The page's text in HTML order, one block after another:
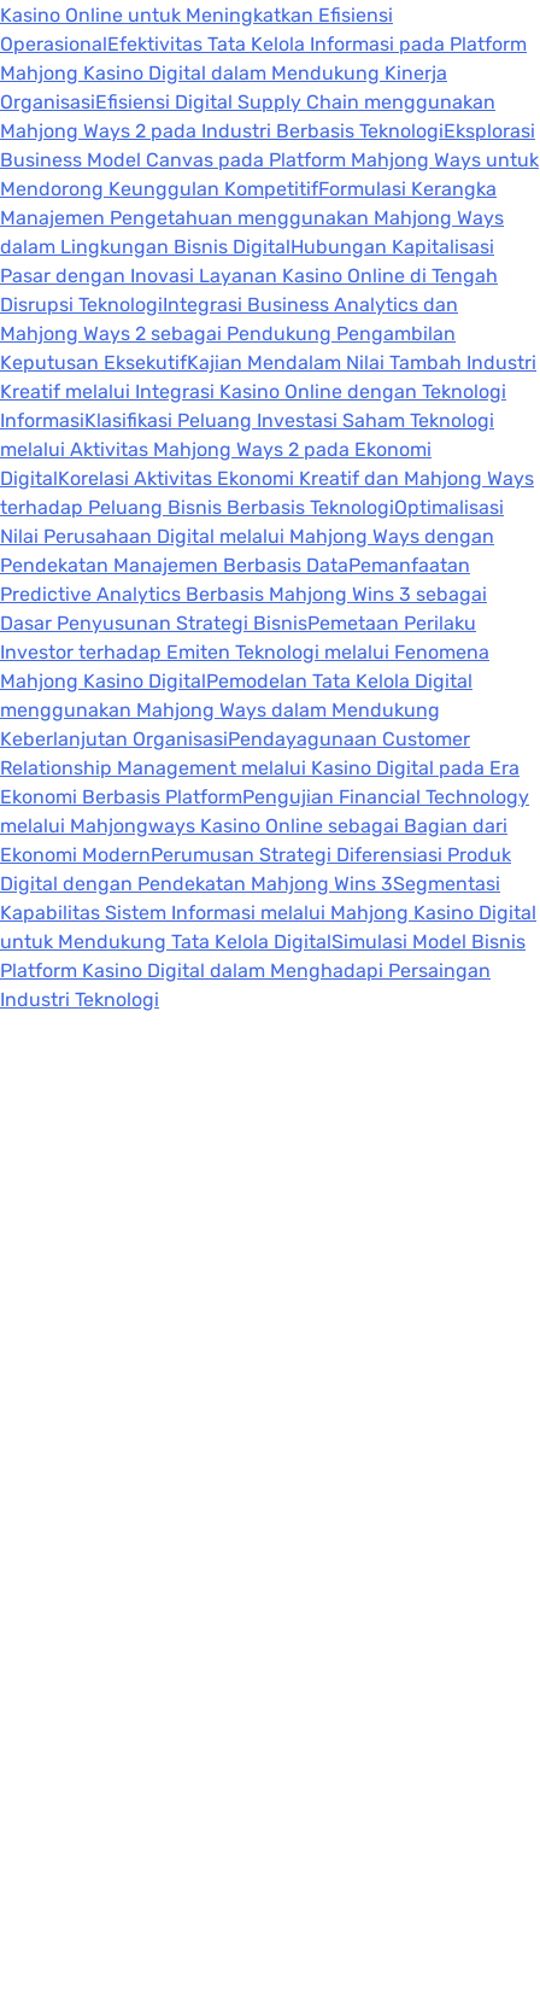
Kasino Online untuk Meningkatkan Efisiensi
OperasionalEfektivitas Tata Kelola Informasi pada Platform
Mahjong Kasino Digital dalam Mendukung Kinerja
OrganisasiEfisiensi Digital Supply Chain menggunakan
Mahjong Ways 2 pada Industri Berbasis TeknologiEksplorasi
Business Model Canvas pada Platform Mahjong Ways untuk
Mendorong Keunggulan KompetitifFormulasi Kerangka
Manajemen Pengetahuan menggunakan Mahjong Ways
dalam Lingkungan Bisnis DigitalHubungan Kapitalisasi
Pasar dengan Inovasi Layanan Kasino Online di Tengah
Disrupsi TeknologiIntegrasi Business Analytics dan
Mahjong Ways 2 sebagai Pendukung Pengambilan
Keputusan EksekutifKajian Mendalam Nilai Tambah Industri
Kreatif melalui Integrasi Kasino Online dengan Teknologi
InformasiKlasifikasi Peluang Investasi Saham Teknologi
melalui Aktivitas Mahjong Ways 2 pada Ekonomi
DigitalKorelasi Aktivitas Ekonomi Kreatif dan Mahjong Ways
terhadap Peluang Bisnis Berbasis TeknologiOptimalisasi
Nilai Perusahaan Digital melalui Mahjong Ways dengan
Pendekatan Manajemen Berbasis DataPemanfaatan
Predictive Analytics Berbasis Mahjong Wins 3 sebagai
Dasar Penyusunan Strategi BisnisPemetaan Perilaku
Investor terhadap Emiten Teknologi melalui Fenomena
Mahjong Kasino DigitalPemodelan Tata Kelola Digital
menggunakan Mahjong Ways dalam Mendukung
Keberlanjutan OrganisasiPendayagunaan Customer
Relationship Management melalui Kasino Digital pada Era
Ekonomi Berbasis PlatformPengujian Financial Technology
melalui Mahjongways Kasino Online sebagai Bagian dari
Ekonomi ModernPerumusan Strategi Diferensiasi Produk
Digital dengan Pendekatan Mahjong Wins 3Segmentasi
Kapabilitas Sistem Informasi melalui Mahjong Kasino Digital
untuk Mendukung Tata Kelola DigitalSimulasi Model Bisnis
Platform Kasino Digital dalam Menghadapi Persaingan
Industri Teknologi